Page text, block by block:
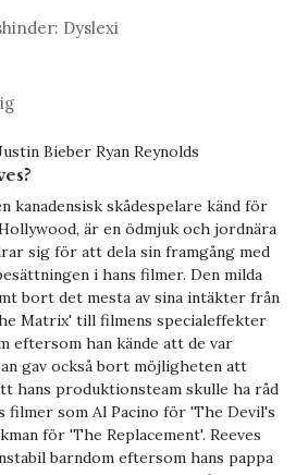
Dyslexi
Bieber Ryan Reynolds
kanadensisk skådespelare känd för
är en ödmjuk och jordnära
sig för att dela sin framgång med
i hans filmer. Den milda
bort det mesta av sina intäkter från
Matrix' till filmens specialeffekter
eftersom han kände att de var
gav också bort möjligheten att
hans produktionsteam skulle ha råd
filmer som Al Pacino för 'The Devil's
för 'The Replacement'. Reeves
barndom eftersom hans pappa